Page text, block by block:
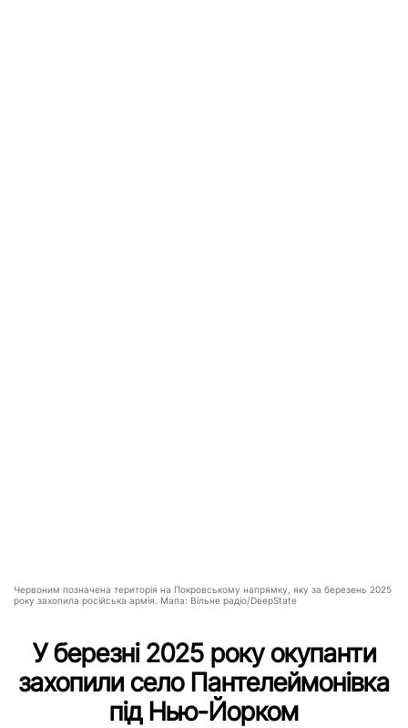
Червоним позначена територія на Покровському напрямку, яку за березень 2025
року захопила російська армія. Мапа: Вільне радіо/DeepState
У березні 2025 року окупанти
захопили село Пантелеймонівка
під Нью-Йорком